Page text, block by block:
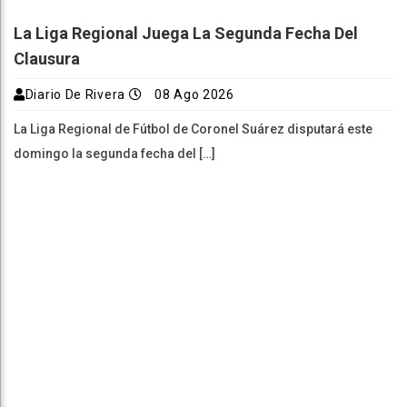
La Liga Regional Juega La Segunda Fecha Del
Clausura
Diario De Rivera 08 Ago 2026
La Liga Regional de Fútbol de Coronel Suárez disputará este
domingo la segunda fecha del […]